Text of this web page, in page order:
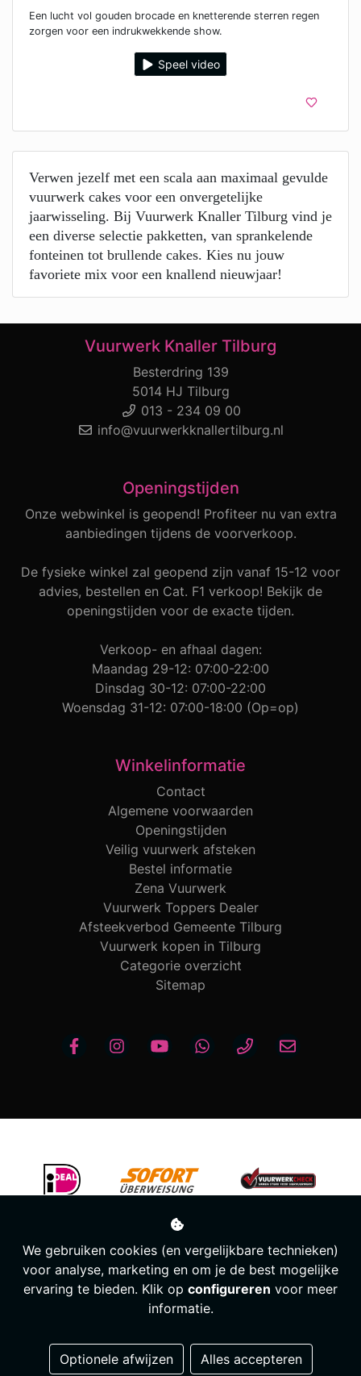
Een lucht vol gouden brocade en knetterende sterren regen
zorgen voor een indrukwekkende show.
Speel video
Verwen jezelf met een scala aan maximaal gevulde
vuurwerk cakes voor een onvergetelijke
jaarwisseling. Bij Vuurwerk Knaller Tilburg vind je
een diverse selectie pakketten, van sprankelende
fonteinen tot brullende cakes. Kies nu jouw
favoriete mix voor een knallend nieuwjaar!
We gebruiken cookies (en vergelijkbare technieken)
voor analyse, marketing en om je de best mogelijke
ervaring te bieden. Klik op configureren voor meer
informatie.
Optionele afwijzen Alles accepteren
Vuurwerk Knaller Tilburg
Besterdring 139
5014 HJ Tilburg
013 - 234 09 00
info@vuurwerkknallertilburg.nl
Openingstijden
Onze webwinkel is geopend! Profiteer nu van extra
aanbiedingen tijdens de voorverkoop.
De fysieke winkel zal geopend zijn vanaf 15-12 voor
advies, bestellen en Cat. F1 verkoop! Bekijk de
openingstijden voor de exacte tijden.
Verkoop- en afhaal dagen:
Maandag 29-12: 07:00-22:00
Dinsdag 30-12: 07:00-22:00
Woensdag 31-12: 07:00-18:00 (Op=op)
Winkelinformatie
Contact
Algemene voorwaarden
Openingstijden
Veilig vuurwerk afsteken
Bestel informatie
Zena Vuurwerk
Vuurwerk Toppers Dealer
Afsteekverbod Gemeente Tilburg
Vuurwerk kopen in Tilburg
Categorie overzicht
Sitemap
Managed hosting